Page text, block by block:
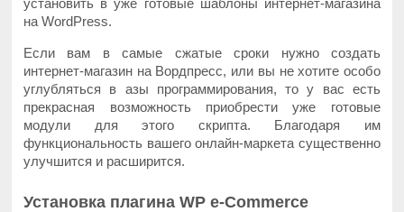
на WordPress.
Если вам в самые сжатые сроки нужно создать
интернет-магазин на Вордпресс, или вы не хотите особо
углубляться в азы программирования, то у вас есть
прекрасная возможность приобрести уже готовые
модули для этого скрипта. Благодаря им
функциональность вашего онлайн-маркета существенно
улучшится и расширится.
Установка плагина WP e-Commerce